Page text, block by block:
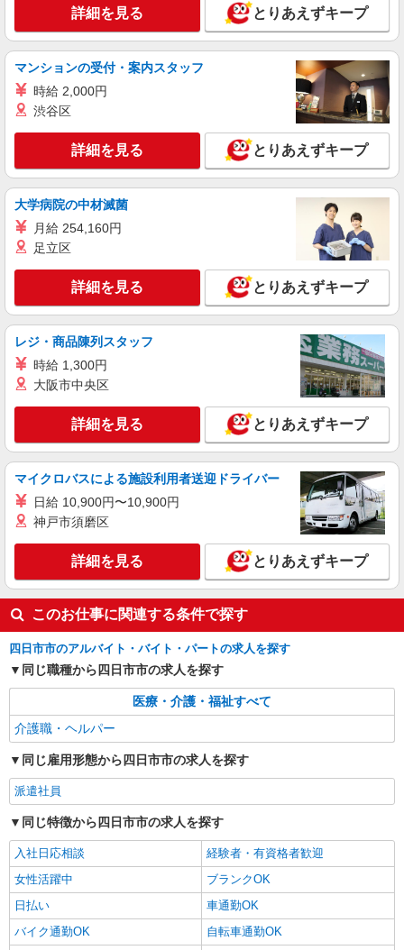
時給1500円〜2125円 ＜日払い有/週払い有/交
通費全支給(ガソリン代含む)＞
四日市市内
キープ 詳細を見る
株式会社kotrio /●NG-H-2029831
日収1.2万円〜可★「とにかく収入重視!」が叶
う高時給の有料住宅
時給1500円〜2125円 ＜日払い有/週払い有/交
通費全支給(ガソリン代含む)＞
キープ 詳細を見る
派遣社員
株式会社kotrio /●NG-H-2031020
四日市駅＊年齢不問◎未経験から安定した業界
時給1500円〜2125円 ＜日払い有/週払い有/交
通費全支給(ガソリン代含む)＞
四日市市
キープ 詳細を見る
派遣社員
株式会社kotrio /●NG-H-2093015
近鉄四日市駅★未経験OKの人間関係に悩まな
い★サ高住スタッフ
時給1500円〜2125円 ＜日払い有/週払い有/交
通費全支給(ガソリン代含む)＞
桑名市内
派遣社員
株式会社kotrio /●NG-H-1992518
[ 高収入 ]四日市駅近く【日収1.2万円】生活支
援員さん大募集！
時給1500円〜2125円 ＜日払い有/週払い有/交
通費全支給(ガソリン代含む)＞
四日市市
詳細を見る
詳細を見る とりあえずキープ
マンションの受付・案内スタッフ
時給 2,000円
渋谷区
詳細を見る とりあえずキープ
大学病院の中材滅菌
月給 254,160円
足立区
詳細を見る とりあえずキープ
レジ・商品陳列スタッフ
時給 1,300円
大阪市中央区
詳細を見る とりあえずキープ
マイクロバスによる施設利用者送迎ドライバー
日給 10,900円〜10,900円
神戸市須磨区
詳細を見る とりあえずキープ
このお仕事に関連する条件で探す
四日市市のアルバイト・バイト・パートの求人を探す
同じ職種から四日市市の求人を探す
医療・介護・福祉すべて
介護職・ヘルパー
同じ雇用形態から四日市市の求人を探す
派遣社員
同じ特徴から四日市市の求人を探す
入社日応相談
経験者・有資格者歓迎
女性活躍中
ブランクOK
日払い
車通勤OK
バイク通勤OK
自転車通勤OK